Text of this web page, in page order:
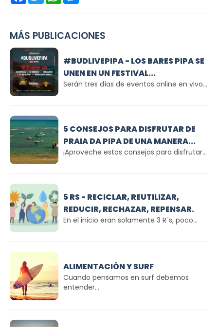
MÁS PUBLICACIONES
#BUDLIVEPIPA - LOS BARES PIPA SE
UNEN EN UN FESTIVAL...
Serán tres días de eventos online en vivo...
5 CONSEJOS PARA DISFRUTAR DE
PRAIA DA PIPA DE UNA MANERA...
¡Aproveche estos consejos para disfrutar...
5 RS - RECICLAR, REUTILIZAR,
REDUCIR, RECHAZAR, REPENSAR.
En el inicio eran solamente 3 R´s, poco...
ALIMENTACIÓN Y SURF
Cuando pensamos en surf debemos
entender...